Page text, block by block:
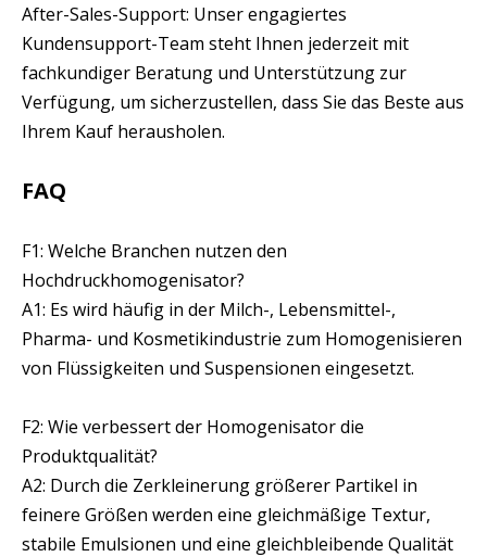
After-Sales-Support: Unser engagiertes
Kundensupport-Team steht Ihnen jederzeit mit
fachkundiger Beratung und Unterstützung zur
Verfügung, um sicherzustellen, dass Sie das Beste aus
Ihrem Kauf herausholen.
FAQ
F1: Welche Branchen nutzen den
Hochdruckhomogenisator?
A1: Es wird häufig in der Milch-, Lebensmittel-,
Pharma- und Kosmetikindustrie zum Homogenisieren
von Flüssigkeiten und Suspensionen eingesetzt.
F2: Wie verbessert der Homogenisator die
Produktqualität?
A2: Durch die Zerkleinerung größerer Partikel in
feinere Größen werden eine gleichmäßige Textur,
stabile Emulsionen und eine gleichbleibende Qualität